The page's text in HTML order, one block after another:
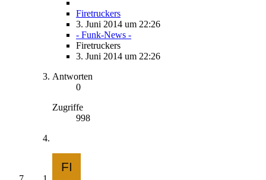
Firetruckers
3. Juni 2014 um 22:26
- Funk-News -
Firetruckers
3. Juni 2014 um 22:26
Antworten
0
Zugriffe
998